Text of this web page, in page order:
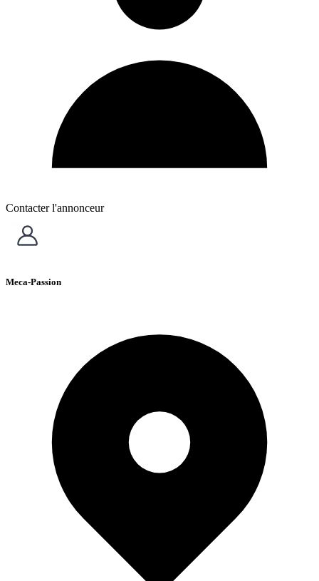
Contacter l'annonceur
Meca-Passion